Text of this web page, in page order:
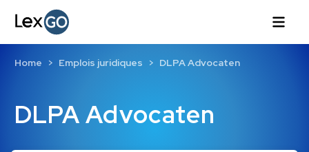
DLPA Advocaten
Home Emplois juridiques DLPA Advocaten